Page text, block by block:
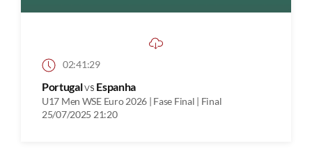
02:41:29
Portugalvs Espanha
U17 Men WSE Euro 2026 | Fase Final | Final
25/07/2025 21:20